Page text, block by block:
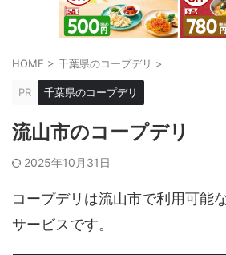
HOME > 千葉県のコープデリ >
PR 千葉県のコープデリ
流山市のコープデリ
2025年10月31日
コープデリは流山市で利用可能
サービスです。